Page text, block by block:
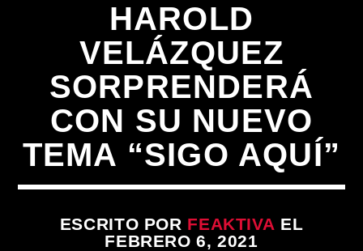
CANCIÓN ACTUAL
HAROLD
VELÁZQUEZ
SORPRENDERÁ
CON SU NUEVO
TEMA “SIGO AQUÍ”
ESCRITO POR FEAKTIVA EL
FEBRERO 6, 2021